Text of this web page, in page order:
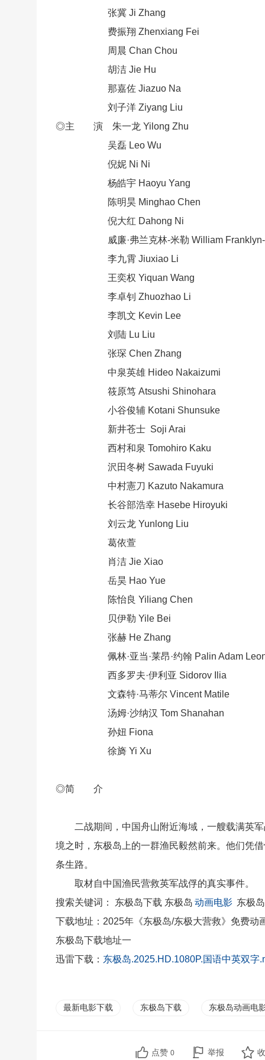
张冀 Ji Zhang
费振翔 Zhenxiang Fei
周晨 Chan Chou
胡洁 Jie Hu
那嘉佐 Jiazuo Na
刘子洋 Ziyang Liu
◎主 演 朱一龙 Yilong Zhu
吴磊 Leo Wu
倪妮 Ni Ni
杨皓宇 Haoyu Yang
陈明昊 Minghao Chen
倪大红 Dahong Ni
威廉·弗兰克林-米勒 William Franklyn-
李九霄 Jiuxiao Li
王奕权 Yiquan Wang
李卓钊 Zhuozhao Li
李凯文 Kevin Lee
刘陆 Lu Liu
张琛 Chen Zhang
中泉英雄 Hideo Nakaizumi
筱原笃 Atsushi Shinohara
小谷俊辅 Kotani Shunsuke
新井苍士 Soji Arai
西村和泉 Tomohiro Kaku
沢田冬树 Sawada Fuyuki
中村憲刀 Kazuto Nakamura
长谷部浩幸 Hasebe Hiroyuki
刘云龙 Yunlong Liu
葛依萱
肖洁 Jie Xiao
岳昊 Hao Yue
陈怡良 Yiliang Chen
贝伊勒 Yile Bei
张赫 He Zhang
佩林·亚当·莱昂·约翰 Palin Adam Leon
西多罗夫·伊利亚 Sidorov Ilia
文森特·马蒂尔 Vincent Matile
汤姆·沙纳汉 Tom Shanahan
孙妞 Fiona
徐旖 Yi Xu
◎简 介
二战期间，中国舟山附近海域，一艘载满英军
境之时，东极岛上的一群渔民毅然前来。他们凭
条生路。
取材自中国渔民营救英军战俘的真实事件。
搜索关键词： 东极岛下载 东极岛 动画电影 东极
下载地址：2025年《东极岛/东极大营救》免费动
东极岛下载地址一
迅雷下载： 东极岛.2025.HD.1080P.国语中英双字
最新电影下载 东极岛下载 东极岛动画电
点赞 0 举报